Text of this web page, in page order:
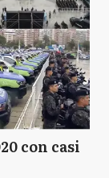
con casi